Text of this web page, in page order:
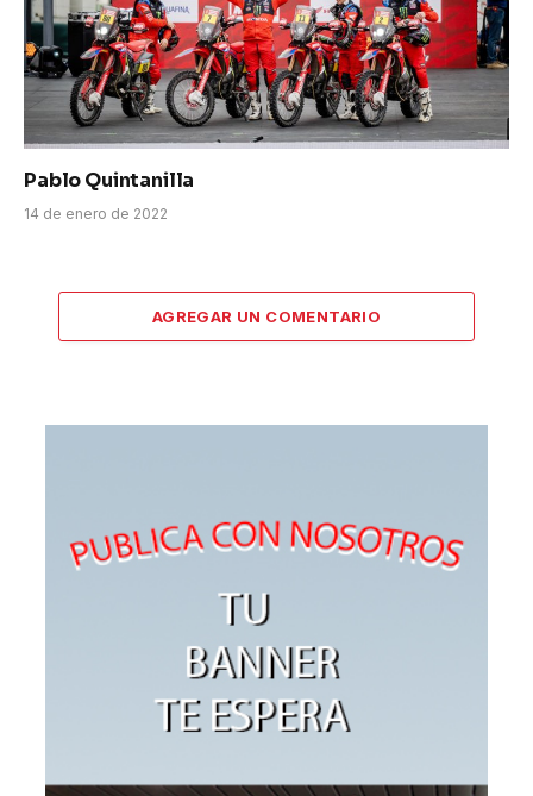
Pablo Quintanilla
14 de enero de 2022
AGREGAR UN COMENTARIO